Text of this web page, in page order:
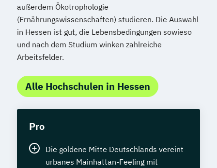
außerdem Ökotrophologie
(Ernährungswissenschaften) studieren. Die Auswahl
in Hessen ist gut, die Lebensbedingungen sowieso
und nach dem Studium winken zahlreiche
Arbeitsfelder.
Alle Hochschulen in Hessen
Pro
Die goldene Mitte Deutschlands vereint
urbanes Mainhattan-Feeling mit